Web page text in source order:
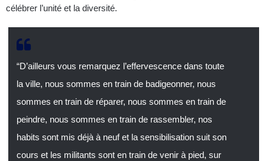
célébrer l’unité et la diversité.
“D’ailleurs vous remarquez l’effervescence dans toute
la ville, nous sommes en train de badigeonner, nous
sommes en train de réparer, nous sommes en train de
peindre, nous sommes en train de rassembler, nos
habits sont mis déjà à neuf et la sensibilisation suit son
cours et les militants sont en train de venir à pied, sur